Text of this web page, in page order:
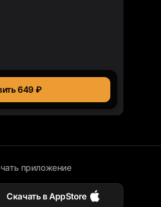
649 ₽
приложение
Скачать в AppStore